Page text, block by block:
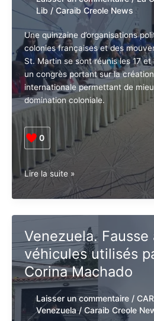
générale
l’ONU
du
22
au
28
septembre
consolider
Laisser un commentaire /La
Pawol Lib/Caraib Creole
Une quinzaine d’organisations
colonies françaises et des
St. Martin se sont réunis les 17 et
dans un congrès portant sur la
internationale permettant de
domination coloniale.
0
dernières
colonies
françaises
:
un
pas
à
Venezuela.
véhicules utilisés
Corina Machado